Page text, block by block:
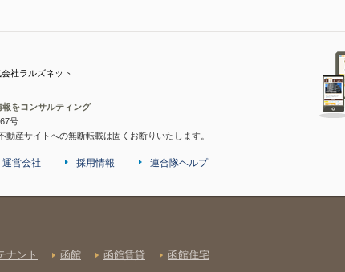
社ラルズネット
をコンサルティング
号
産サイトへの無断転載は固くお断りいたします。
運営会社 採用情報 連合隊ヘルプ